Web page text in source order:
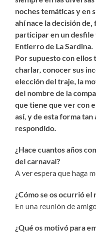
noches temáticas y en
ahí nace la decisión
participar en un desfile
Entierro de La Sardina.
Por supuesto con
charlar, conocer sus
elección del traje, la
del nombre de la
que tiene que ver con
así, y de esta forma
respondido.
¿Hace cuantos años
del carnaval?
A ver espera que haga
¿Cómo se os ocurrió el
En una reunión de
¿Qué os motivó para